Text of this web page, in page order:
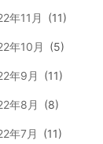
年11月 (11)
年10月 (5)
年9月 (11)
年8月 (8)
年7月 (11)